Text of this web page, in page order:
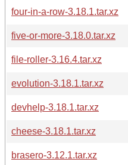
four-in-a-row-3.18.1.tar.xz
five-or-more-3.18.0.tar.xz
file-roller-3.16.4.tar.xz
evolution-3.18.1.tar.xz
devhelp-3.18.1.tar.xz
cheese-3.18.1.tar.xz
brasero-3.12.1.tar.xz